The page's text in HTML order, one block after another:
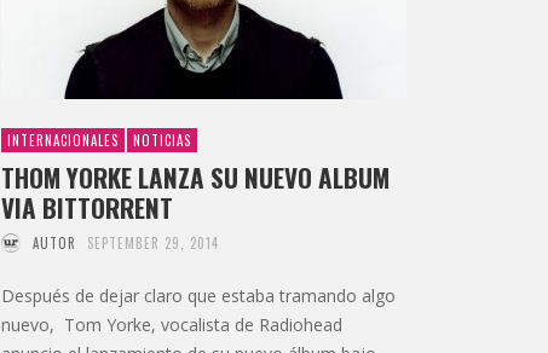
INTERNACIONALES NOTICIAS
THOM YORKE LANZA SU NUEVO ALBUM
VIA BITTORRENT
AUTOR SEPTEMBER 29, 2014
Después de dejar claro que estaba tramando algo
nuevo, Tom Yorke, vocalista de Radiohead